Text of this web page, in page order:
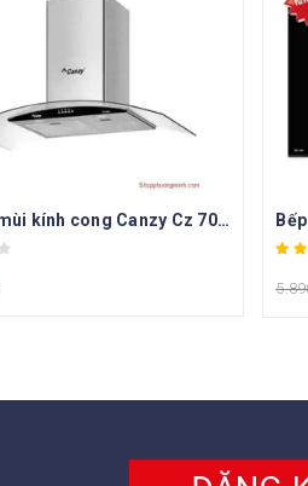
Máy hút mùi kính cong Canzy Cz 70TS